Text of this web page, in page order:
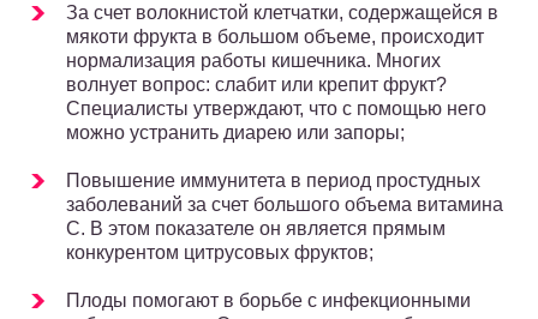
За счет волокнистой клетчатки, содержащейся в
мякоти фрукта в большом объеме, происходит
нормализация работы кишечника. Многих
волнует вопрос: слабит или крепит фрукт?
Специалисты утверждают, что с помощью него
можно устранить диарею или запоры;
Повышение иммунитета в период простудных
заболеваний за счет большого объема витамина
С. В этом показателе он является прямым
конкурентом цитрусовых фруктов;
Плоды помогают в борьбе с инфекционными